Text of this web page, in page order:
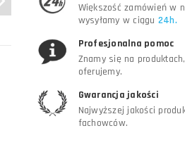
Większość zamówień w
wysyłamy w ciągu 24h.
Profesjonalna pomoc
Znamy się na
oferujemy.
Gwarancja jakości
Najwyższej jakości
fachowców.